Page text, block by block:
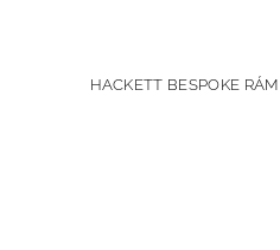
HACKETT BESPOKE